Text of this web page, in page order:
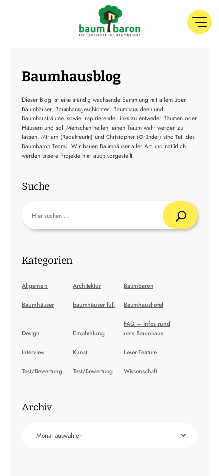
Baumhausblog
Dieser Blog ist eine ständig wachsende Sammlung mit allem über
Baumhäuser, Baumhausgeschichten, Baumhausideen und
Baumhausträume, sowie inspirierende Links zu entweder Bäumen oder
Häusern und soll Menschen helfen, einen Traum wahr werden zu
lassen. Miriam (Redakteurin) und Christopher (Gründer) sind Teil des
Baumbaron Teams. Wir bauen Baumhäuser aller Art und natürlich
werden unsere Projekte hier auch vorgestellt.
Suche
Kategorien
Allgemein Architektur Baumbaron
Baumhäuser baumhäuser full Baumhaushotel
Design Empfehlung
FAQ – Infos rund
ums Baumhaus
Interview Kunst Leser-Feature
Test/Bewertung Test/Bewertung Wissenschaft
Archiv
Archiv